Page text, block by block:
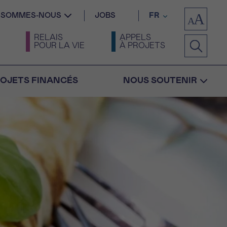
NOUS JOBS FR
RELAIS
POUR LA VIE
APPELS
À PROJETS
FINANCÉS NOUS SOUTENIR